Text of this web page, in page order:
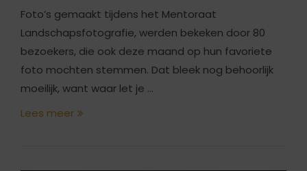
Foto’s gemaakt tijdens het Mentoraat
Landschapsfotografie, werden bekeken door 80
bezoekers, die ook deze maand op hun favoriete
foto mochten stemmen. Dat bleek nog behoorlijk
moeilijk, want waar let je …
Lees meer